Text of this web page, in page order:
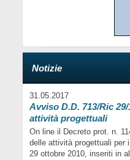
Notizie
31.05.2017
Avviso D.D. 713/Ric
attività progettuali
On line il Decreto prot. n.
delle attività progettuali per
29 ottobre 2010, inseriti in